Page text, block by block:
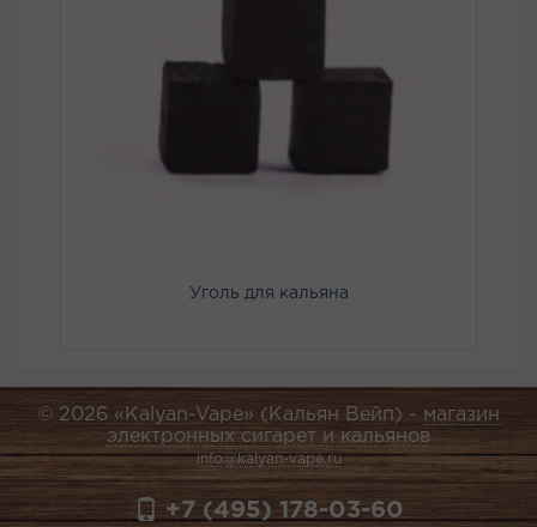
Уголь для кальяна
© 2026 «Kalyan-Vape» (Кальян Вейп) - магазин
электронных сигарет и кальянов
info@kalyan-vape.ru
+7 (495) 178-03-60